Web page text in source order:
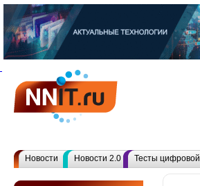
Новости Новости 2.0 Тесты цифровой